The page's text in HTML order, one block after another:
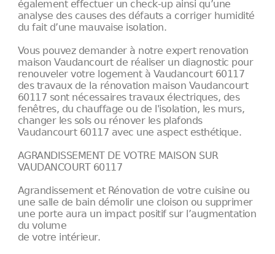
également effectuer un check-up ainsi qu’une
analyse des causes des défauts a corriger humidité
du fait d’une mauvaise isolation.
Vous pouvez demander à notre expert renovation
maison Vaudancourt de réaliser un diagnostic pour
renouveler votre logement à Vaudancourt 60117
des travaux de la rénovation maison Vaudancourt
60117 sont nécessaires travaux électriques, des
fenêtres, du chauffage ou de l'isolation, les murs,
changer les sols ou rénover les plafonds
Vaudancourt 60117 avec une aspect esthétique.
AGRANDISSEMENT DE VOTRE MAISON SUR
VAUDANCOURT 60117
Agrandissement et Rénovation de votre cuisine ou
une salle de bain démolir une cloison ou supprimer
une porte aura un impact positif sur l’augmentation
du volume
de votre intérieur.